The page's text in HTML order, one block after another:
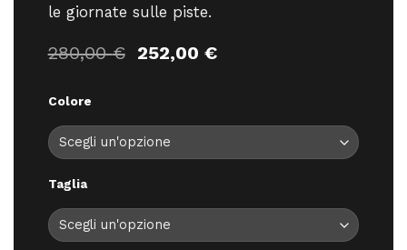
le giornate sulle piste.
280,00€ Il
280,00 €.
252,00 €Il
252,00 €.
Colore
Taglia